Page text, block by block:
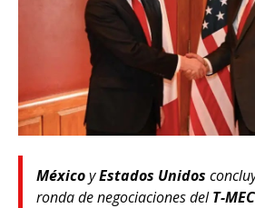
MéxicoyEstados Unidos
ronda de negociaciones delT-MEC